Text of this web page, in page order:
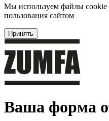
Мы используем файлы cookie
пользования сайтом
Принять
Ваша форма